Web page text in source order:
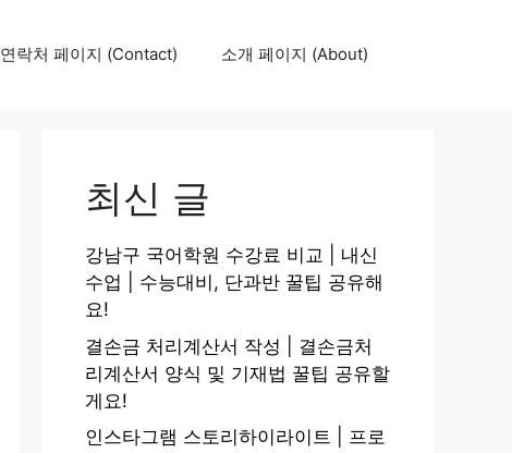
연락처 페이지 (Contact) 소개 페이지 (About)
최신 글
강남구 국어학원 수강료 비교 | 내신
수업 | 수능대비, 단과반 꿀팁 공유해
요!
결손금 처리계산서 작성 | 결손금처
리계산서 양식 및 기재법 꿀팁 공유할
게요!
인스타그램 스토리하이라이트 | 프로